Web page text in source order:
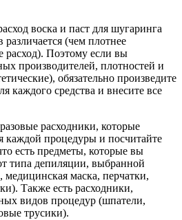
воска и паст для шугаринга
(чем плотнее
расход). Поэтому если вы
производителей, плотностей и
обязательно произведите
каждого средства и внесите все
расходники, которые
каждой процедуры и посчитайте
есть предметы, которые вы
типа депиляции, выбранной
маска, перчатки,
Также есть расходники,
видов процедур (шпатели,
трусики).